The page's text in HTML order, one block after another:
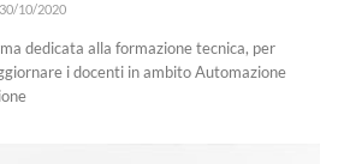
30/10/2020
dedicata alla formazione tecnica, per
i docenti in ambito Automazione